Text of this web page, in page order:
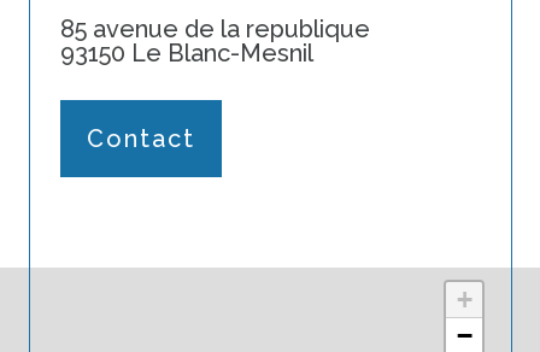
+
−
85 avenue de la republique
93150 Le Blanc-Mesnil
Contact